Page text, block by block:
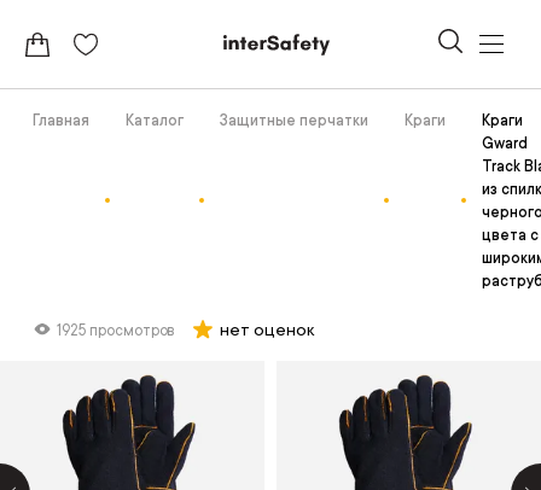
Главная Каталог Защитные перчатки Краги
Краги
Gward
Track
из
цвета с
1925 просмотров нет оценок